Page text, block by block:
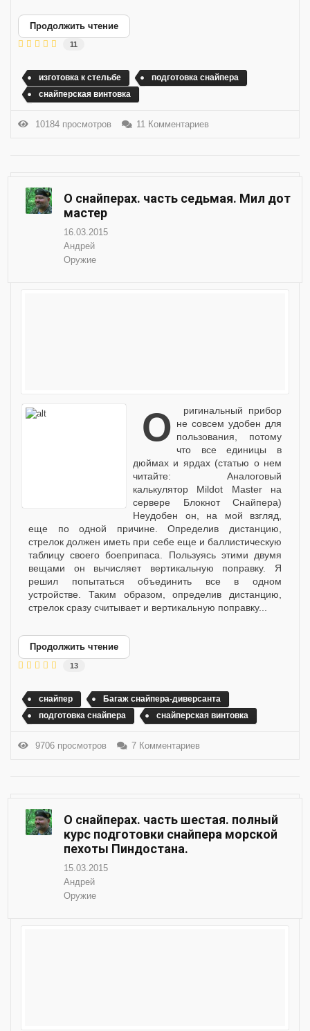
Продолжить чтение
11
изготовка к стельбе
подготовка снайпера
снайперская винтовка
10184 просмотров 11 Комментариев
О снайперах. часть седьмая. Мил дот
мастер
16.03.2015
Андрей
Оружие
Оригинальный прибор не совсем удобен для
пользования, потому
что все единицы в
дюймах и ярдах (статью о нем
читайте: Аналоговый
калькулятор Mildot Master на
сервере Блокнот Снайпера)
Неудобен он, на мой взгляд,
еще по одной причине. Определив дистанцию,
стрелок должен иметь при себе еще и баллистическую
таблицу своего боеприпаса. Пользуясь этими двумя
вещами он вычисляет вертикальную поправку. Я
решил попытаться объединить все в одном
устройстве. Таким образом, определив дистанцию,
стрелок сразу считывает и вертикальную поправку...
Продолжить чтение
13
снайпер
Багаж снайпера-диверсанта
подготовка снайпера
снайперская винтовка
9706 просмотров 7 Комментариев
О снайперах. часть шестая. полный
курс подготовки снайпера морской
пехоты Пиндостана.
15.03.2015
Андрей
Оружие